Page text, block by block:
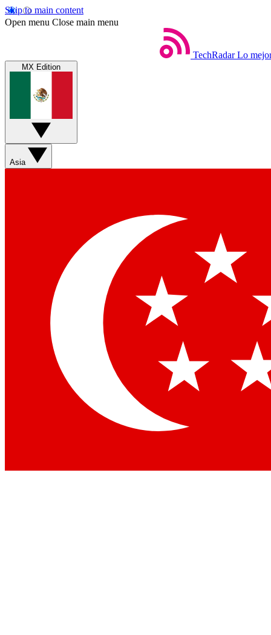
Skip to main content
Open menu Close main menu
TechRadar Lo
MX Edition
Asia